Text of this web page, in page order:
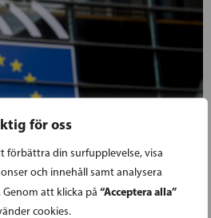
för oss
förbättra din surfupplevelse, visa
och innehåll samt analysera
att klicka på “Acceptera alla”
cookies.